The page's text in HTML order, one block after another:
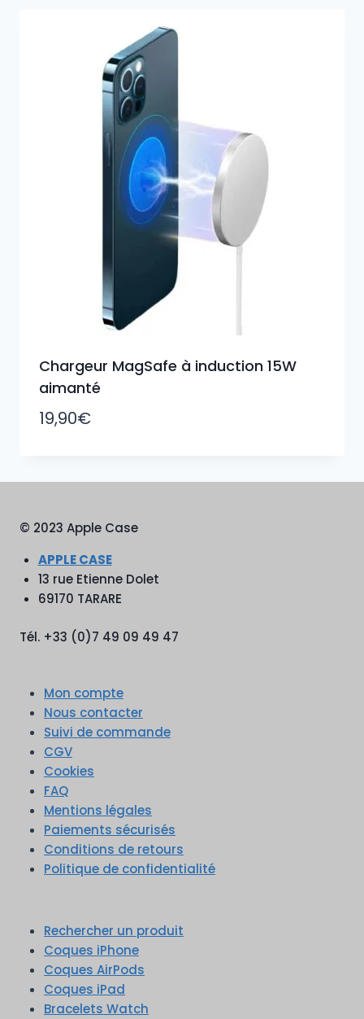
Chargeur MagSafe à induction 15W
aimanté
19,90€
© 2023 Apple Case
APPLE CASE
13 rue Etienne Dolet
69170 TARARE
Tél. +33 (0)7 49 09 49 47
Mon compte
Nous contacter
Suivi de commande
CGV
Cookies
FAQ
Mentions légales
Paiements sécurisés
Conditions de retours
Politique de confidentialité
Rechercher un produit
Coques iPhone
Coques AirPods
Coques iPad
Bracelets Watch